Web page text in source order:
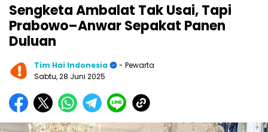
Sengketa Ambalat Tak Usai, Tapi
Prabowo–Anwar Sepakat Panen
Duluan
Tim Hai Indonesia
- Pewarta
Sabtu, 28 Juni 2025